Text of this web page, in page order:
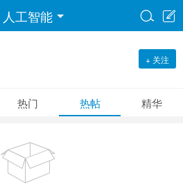
人工智能 

+ 关注
热门 热帖 精华
